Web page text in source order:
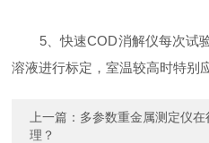
5、快速COD消解仪每次试
溶液进行标定，室温较高时特别
上一篇： 多参数重金属测定仪
理？